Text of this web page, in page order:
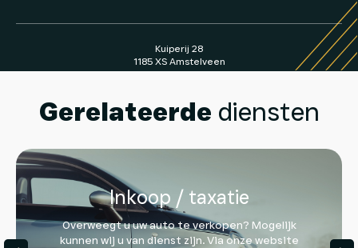
Kuiperij 28
1185 XS Amstelveen
Gerelateerde diensten
Inkoop / taxatie
Overweegt u uw auto te verkopen? Mogelijk
kunnen wij u van dienst zijn. Via onze website